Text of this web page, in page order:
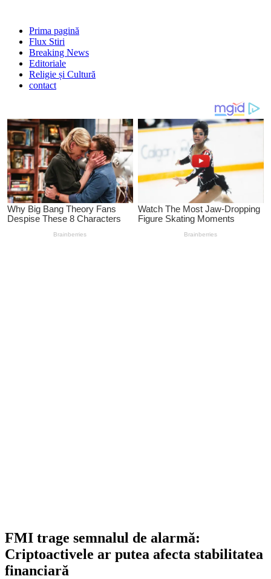
Prima pagină
Flux Stiri
Breaking News
Editoriale
Religie și Cultură
contact
FMI trage semnalul de alarmă:
Criptoactivele ar putea afecta stabilitatea
financiară